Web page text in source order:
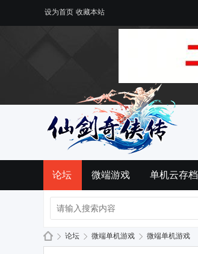
设为首页 收藏本站
论坛 微端游戏 单机云存档
论坛 微端单机游戏 微端单机游戏